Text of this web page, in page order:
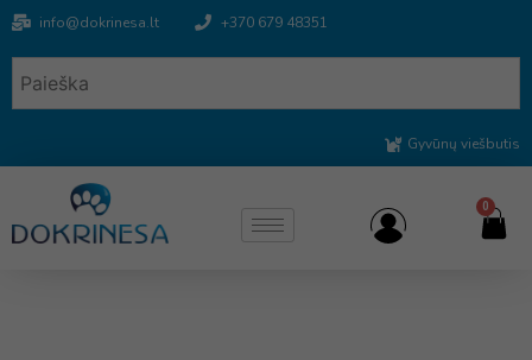
info@dokrinesa.lt +370 679 48351
Gyvūnų viešbutis
0